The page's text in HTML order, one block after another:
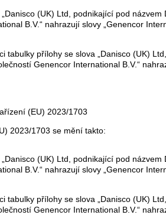
(UK) Ltd, podnikající pod
B.V.“ nahrazují slovy „Genencor
tabulky přílohy se slova „Danisco (UK)
Genencor International B.V.“
(EU) 2023/1703
2023/1703 se mění takto:
(UK) Ltd, podnikající pod
B.V.“ nahrazují slovy „Genencor
tabulky přílohy se slova „Danisco (UK)
Genencor International B.V.“